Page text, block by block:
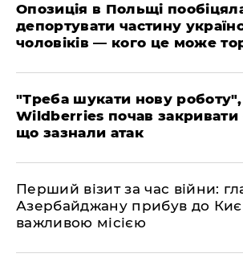
​Опозиція в Польщі
депортувати частину
чоловіків — кого це може
​"Треба шукати нову
Wildberries почав закривати
що зазнали атак
​Перший візит за час війни:
Азербайджану прибув до
важливою місією